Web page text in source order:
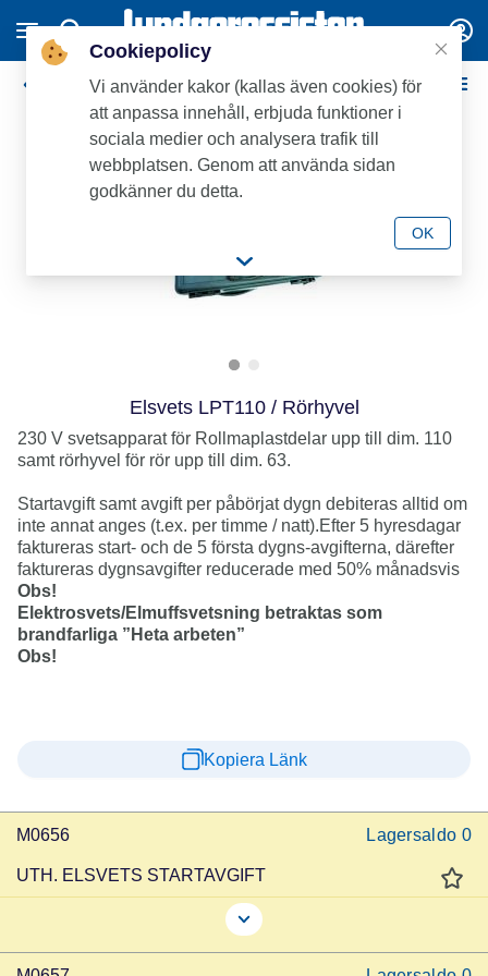
Rollmaplast svetsdelar
Elsvets LPT110 / Rörhyvel
230 V svetsapparat för Rollmaplastdelar upp till dim. 110
samt rörhyvel för rör upp till dim. 63.
Startavgift samt avgift per påbörjat dygn debiteras alltid om
inte annat anges (t.ex. per timme / natt).Efter 5 hyresdagar
faktureras start- och de 5 första dygns-avgifterna, därefter
faktureras dygnsavgifter reducerade med 50% månadsvis
Obs!
Elektrosvets/Elmuffsvetsning betraktas som
brandfarliga ”Heta arbeten”
Obs!
Kopiera Länk
M0656 Lagersaldo 0
UTH. ELSVETS STARTAVGIFT
Cookiepolicy
Vi använder kakor (kallas även cookies) för
att anpassa innehåll, erbjuda funktioner i
sociala medier och analysera trafik till
webbplatsen. Genom att använda sidan
godkänner du detta.
OK